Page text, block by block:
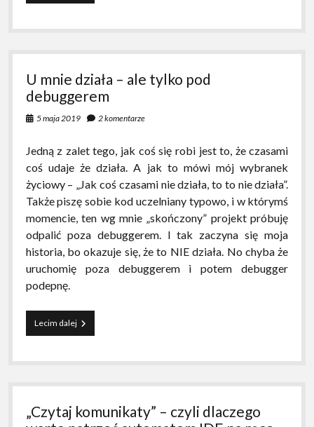
Unable
resolve
for
[INazwa]
attempting
to
U mnie działa – ale tylko pod
debuggerem
5 maja 2019 2 komentarze
Jedną z zalet tego, jak coś się robi jest to, że czasami
coś udaje że działa. A jak to mówi mój wybranek
życiowy – „Jak coś czasami nie działa, to to nie działa”.
Także piszę sobie kod uczelniany typowo, i w którymś
momencie, ten wg mnie „skończony” projekt próbuję
odpalić poza debuggerem. I tak zaczyna się moja
historia, bo okazuje się, że to NIE działa. No chyba że
uruchomię poza debuggerem i potem debugger
podepnę.
Lecim dalejU
mnie
–
tylko
debuggerem
„Czytaj komunikaty” – czyli dlaczego